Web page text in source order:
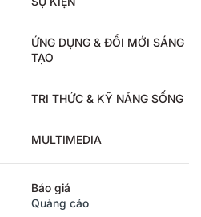
ỨNG DỤNG & ĐỔI MỚI SÁNG
TẠO
TRI THỨC & KỸ NĂNG SỐNG
MULTIMEDIA
Báo giá
Quảng cáo